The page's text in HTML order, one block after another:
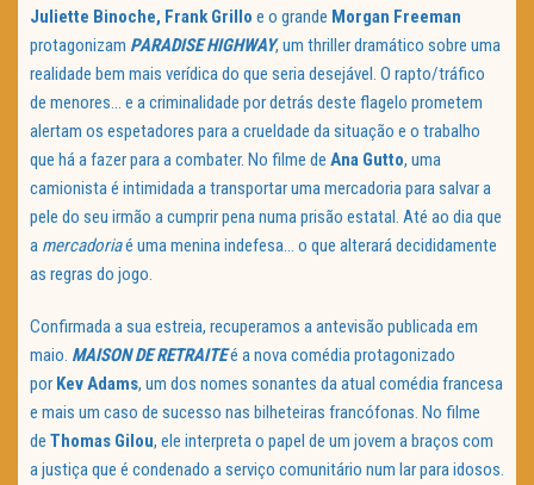
Juliette Binoche, Frank Grillo e o grande Morgan Freeman
protagonizam PARADISE HIGHWAY, um thriller dramático sobre uma
realidade bem mais verídica do que seria desejável. O rapto/tráfico
de menores… e a criminalidade por detrás deste flagelo prometem
alertam os espetadores para a crueldade da situação e o trabalho
que há a fazer para a combater. No filme de Ana Gutto, uma
camionista é intimidada a transportar uma mercadoria para salvar a
pele do seu irmão a cumprir pena numa prisão estatal. Até ao dia que
a mercadoriaé uma menina indefesa… o que alterará decididamente
as regras do jogo.
Confirmada a sua estreia, recuperamos a antevisão publicada em
maio. MAISON DE RETRAITEé a nova comédia protagonizado
por Kev Adams, um dos nomes sonantes da atual comédia francesa
e mais um caso de sucesso nas bilheteiras francófonas. No filme
de Thomas Gilou, ele interpreta o papel de um jovem a braços com
a justiça que é condenado a serviço comunitário num lar para idosos.